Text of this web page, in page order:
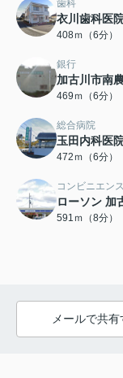
歯科
衣川歯科医
408ｍ（6分）
銀行
加古川市南
469ｍ（6分）
総合病院
玉田内科医
472ｍ（6分）
コンビニエン
ローソン 加
591ｍ（8分）
メールで共有